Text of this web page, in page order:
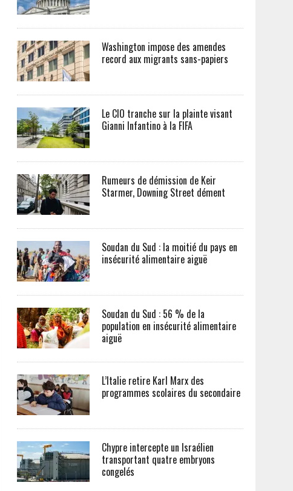
Washington impose des amendes
record aux migrants sans-papiers
Le CIO tranche sur la plainte visant
Gianni Infantino à la FIFA
Rumeurs de démission de Keir
Starmer, Downing Street dément
Soudan du Sud : la moitié du pays en
insécurité alimentaire aiguë
Soudan du Sud : 56 % de la
population en insécurité alimentaire
aiguë
L’Italie retire Karl Marx des
programmes scolaires du secondaire
Chypre intercepte un Israélien
transportant quatre embryons
congelés